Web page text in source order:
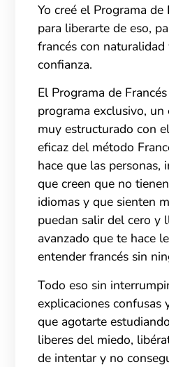
Yo creé el Programa de
para liberarte de eso,
francés con naturalidad
confianza.
El Programa de
programa exclusivo, un
muy estructurado con
eficaz del método
hace que las personas,
que creen que no
idiomas y que sienten
puedan salir del cero y
avanzado que te hace
entender francés sin
Todo eso sin
explicaciones confusas
que agotarte
liberes del miedo,
de intentar y no